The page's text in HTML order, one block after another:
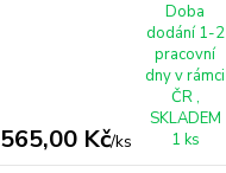
565,00 Kč/ks
Doba
dodání 1-2
pracovní
dny v rámci
ČR ,
SKLADEM
1 ks